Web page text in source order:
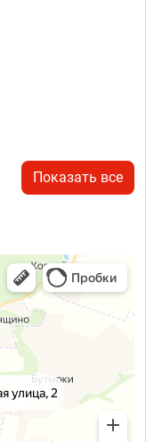
Показать все